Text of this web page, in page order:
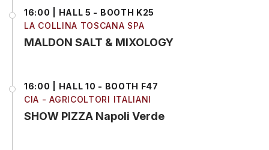
16:00 | HALL 5 - BOOTH K25
LA COLLINA TOSCANA SPA
MALDON SALT & MIXOLOGY
16:00 | HALL 10 - BOOTH F47
CIA - AGRICOLTORI ITALIANI
SHOW PIZZA Napoli Verde